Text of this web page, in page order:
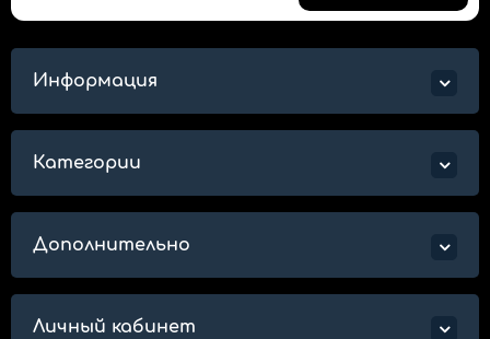
Информация
Категории
Дополнительно
Личный кабинет